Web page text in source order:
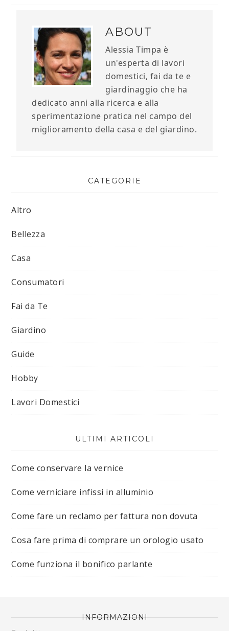
ABOUT
Alessia Timpa è
un'esperta di lavori
domestici, fai da te e
giardinaggio che ha
dedicato anni alla ricerca e alla
sperimentazione pratica nel campo del
miglioramento della casa e del giardino.
CATEGORIE
Altro
Bellezza
Casa
Consumatori
Fai da Te
Giardino
Guide
Hobby
Lavori Domestici
ULTIMI ARTICOLI
Come conservare la vernice
Come verniciare infissi in alluminio
Come fare un reclamo per fattura non dovuta
Cosa fare prima di comprare un orologio usato
Come funziona il bonifico parlante
INFORMAZIONI